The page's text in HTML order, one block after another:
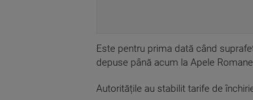
Este pentru prima dată când
depuse până acum la Apele
Autoritățile au stabilit tarife de